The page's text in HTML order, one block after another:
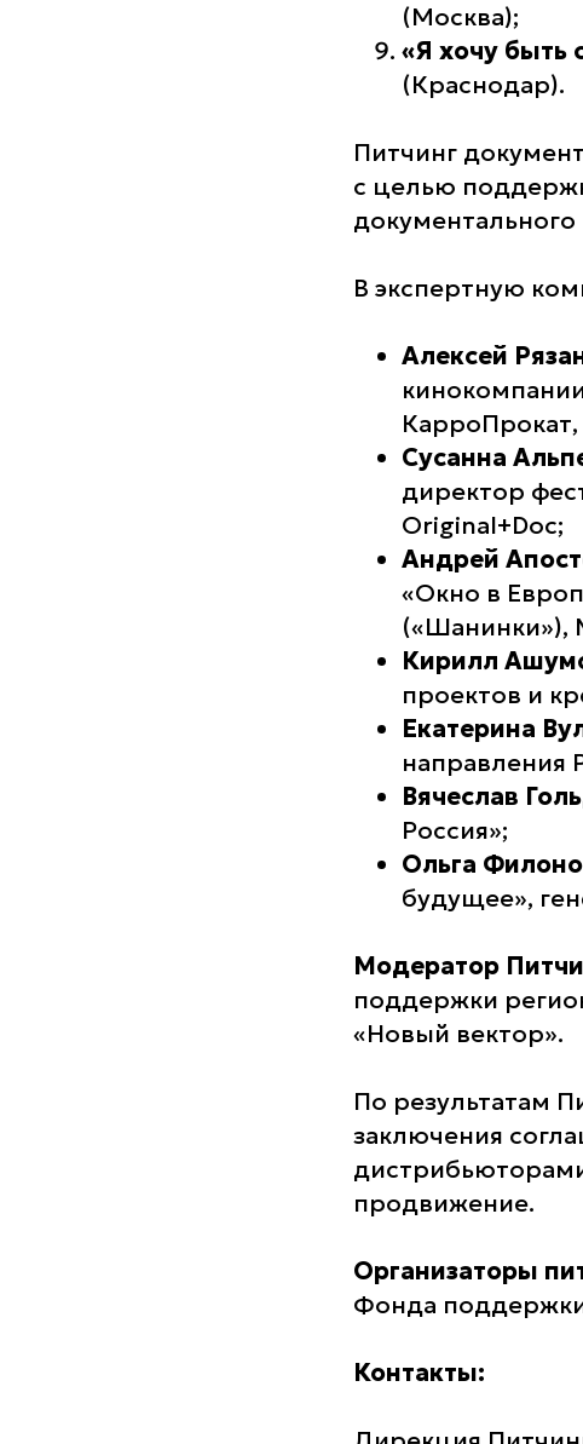
(Москва);
«Я хочу быть
(Краснодар).
Питчинг
с целью
документального
В экспертную
Алексей
Сусанна
директор
Original+Doc;
Андрей
«Окно в
(«Шанинки»),
Кирилл
проектов и
Екатерина
направления
Вячеслав
Россия»;
Ольга
будущее»,
Модератор
поддержки
«Новый вектор».
По результатам
заключения
продвижение.
Организаторы
Фонда
Контакты: